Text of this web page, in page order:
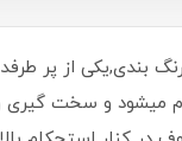
بندی,یکی از پر
و سخت گیری و